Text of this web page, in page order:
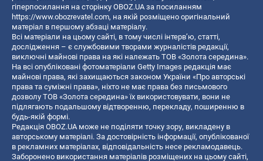
гіперпосилання на сторінку OBOZ.UA за посиланням
https://www.obozrevatel.com, на якій розміщено оригінальний
матеріал в першому абзаці матеріалу.
Всі матеріали на цьому сайті, в тому числі інтерв’ю, статті,
дослідження – є службовими творами журналістів редакції,
виключні майнові права на які належать ТОВ «Золота середина».
На всі опубліковані фотоматеріали Getty Images редакція має
майнові права, які захищаються законом України «Про авторські
права та суміжні права», ніхто не має права без письмового
дозволу ТОВ «Золота середина» їх використовувати, вони не
підлягають подальшому відтворенню, перекладу, поширенню в
будь-якій формі.
Редакція OBOZ.UA може не поділяти точку зору, викладену в
авторському матеріалі. За достовірність інформації, опублікованої
в рекламних матеріалах, відповідальність несе рекламодавець.
Заборонено використання матеріалів розміщених на цьому сайті,